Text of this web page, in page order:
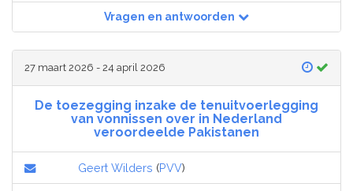
Vragen en antwoorden
27 maart 2026 - 24 april 2026
De toezegging inzake de tenuitvoerlegging
van vonnissen over in Nederland
veroordeelde Pakistanen
Geert Wilders (PVV)